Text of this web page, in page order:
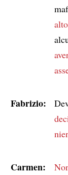
alto
Fabrizio:
Carmen: